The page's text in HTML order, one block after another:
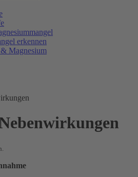
erkennen
Magnesium